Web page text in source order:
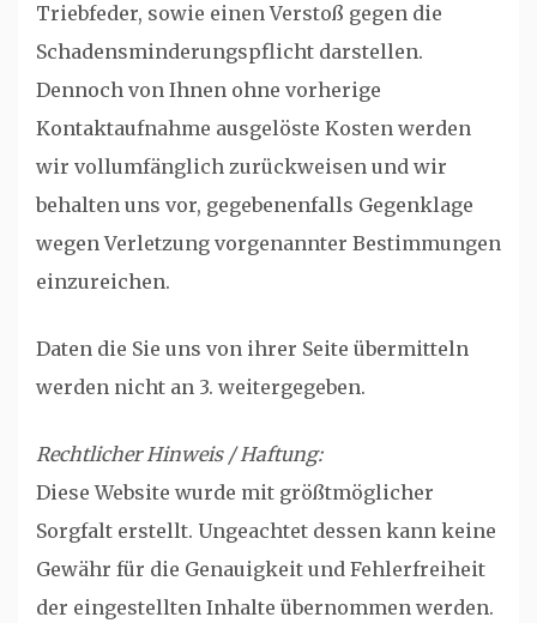
Triebfeder, sowie einen Verstoß gegen die
Schadensminderungspflicht darstellen.
Dennoch von Ihnen ohne vorherige
Kontaktaufnahme ausgelöste Kosten werden
wir vollumfänglich zurückweisen und wir
behalten uns vor, gegebenenfalls Gegenklage
wegen Verletzung vorgenannter Bestimmungen
einzureichen.
Daten die Sie uns von ihrer Seite übermitteln
werden nicht an 3. weitergegeben.
Rechtlicher Hinweis / Haftung:
Diese Website wurde mit größtmöglicher
Sorgfalt erstellt. Ungeachtet dessen kann keine
Gewähr für die Genauigkeit und Fehlerfreiheit
der eingestellten Inhalte übernommen werden.